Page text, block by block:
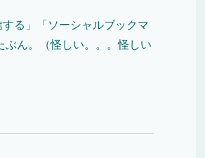
る」「ソーシャルブックマ
ん。（怪しい。。。怪しい